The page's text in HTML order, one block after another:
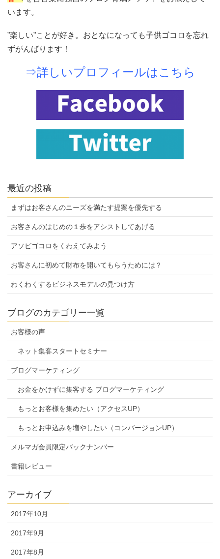
います。
”楽しい”ことが好き。おとなになっても子供ゴコロを忘れ
ずがんばります！
⇒詳しいプロフィールはこちら
最近の投稿
まずはお客さんのニーズを満たす提案を優先する
お客さんのはじめの１歩をアシストしてあげる
アソビゴコロをくわえてみよう
お客さんに初めて財布を開いてもらうためには？
わくわくするビジネスモデルの見つけ方
ブログのカテゴリー一覧
お客様の声
ネット集客スタートセミナー
ブログマーケティング
お金をかけずに集客する ブログマーケティング
もっとお客様を集めたい（アクセスUP）
もっとお申込みを増やしたい（コンバージョンUP）
メルマガ会員限定バックナンバー
書籍レビュー
アーカイブ
2017年10月
2017年9月
2017年8月